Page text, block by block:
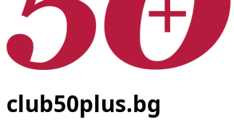
club50plus.bg